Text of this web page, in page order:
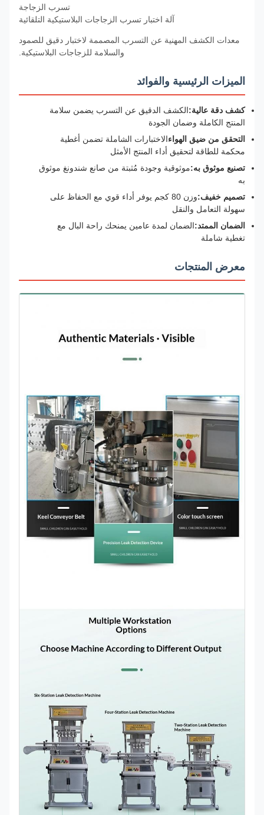
تسرب الزجاجة
آلة اختبار تسرب الزجاجات البلاستيكية التلقائية
معدات الكشف المهنية عن التسرب المصممة لاختبار دقيق للصمود
والسلامة للزجاجات البلاستيكية.
الميزات الرئيسية والفوائد
كشف دقة عالية:الكشف الدقيق عن التسرب يضمن سلامة
المنتج الكاملة وضمان الجودة
التحقق من ضيق الهواء الاختبارات الشاملة تضمن أغطية
محكمة للطاقة لتحقيق أداء المنتج الأمثل
تصنيع موثوق به:موثوقية وجودة مُثبتة من صانع شندونغ موثوق
تصميم خفيف:
وزن 80 كجم يوفر أداء قوي مع الحفاظ على
سهولة التعامل والنقل
الضمان الممتد:الضمان لمدة عامين يمنحك راحة البال مع
تغطية شاملة
معرض المنتجات